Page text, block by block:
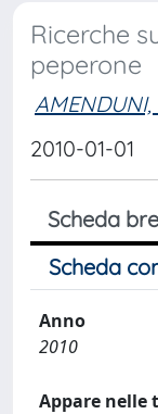
Ricerche
peperone
2010-01-01
Scheda
Scheda
Anno
2010
Appare nelle